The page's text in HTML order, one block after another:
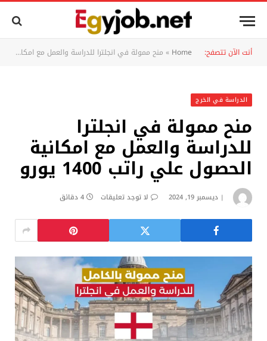
أنت الآن تتصفح: Home
» منح ممولة في انجلترا للدراسة والعمل مع امكانية الحصول علي راتب 1400 يورو
الدراسة في الخرج
منح ممولة في انجلترا
للدراسة والعمل مع امكانية
الحصول علي راتب 1400 يورو
ديسمبر 19, 2024 لا توجد تعليقات 4 دقائق